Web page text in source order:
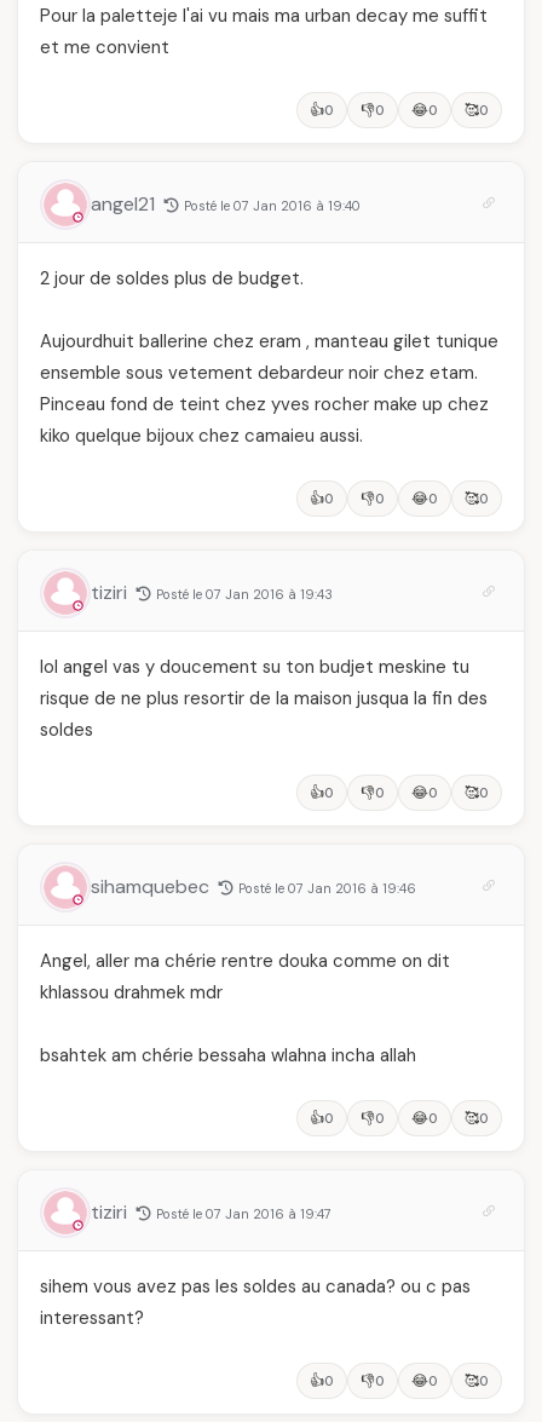
Pour la paletteje l'ai vu mais ma urban decay me suffit
et me convient
👍0 👎0 😂0 🥰0
angel21 Posté le 07 Jan 2016 à 19:40
2 jour de soldes plus de budget.
Aujourdhuit ballerine chez eram , manteau gilet tunique
ensemble sous vetement debardeur noir chez etam.
Pinceau fond de teint chez yves rocher make up chez
kiko quelque bijoux chez camaieu aussi.
👍0 👎0 😂0 🥰0
tiziri Posté le 07 Jan 2016 à 19:43
lol angel vas y doucement su ton budjet meskine tu
risque de ne plus resortir de la maison jusqua la fin des
soldes
👍0 👎0 😂0 🥰0
sihamquebec Posté le 07 Jan 2016 à 19:46
Angel, aller ma chérie rentre douka comme on dit
khlassou drahmek mdr
bsahtek am chérie bessaha wlahna incha allah
👍0 👎0 😂0 🥰0
tiziri Posté le 07 Jan 2016 à 19:47
sihem vous avez pas les soldes au canada? ou c pas
interessant?
👍0 👎0 😂0 🥰0